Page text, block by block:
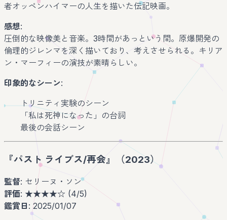
者オッペンハイマーの人生を描いた伝記映画。
感想:
圧倒的な映像美と音楽。3時間があっという間。原爆開発の
倫理的ジレンマを深く描いており、考えさせられる。キリア
ン・マーフィーの演技が素晴らしい。
印象的なシーン:
トリニティ実験のシーン
「私は死神になった」の台詞
最後の会話シーン
『パスト ライブス/再会』（2023）
監督: セリーヌ・ソン
評価: ★★★★☆ (4/5)
鑑賞日 : 2025/01/07